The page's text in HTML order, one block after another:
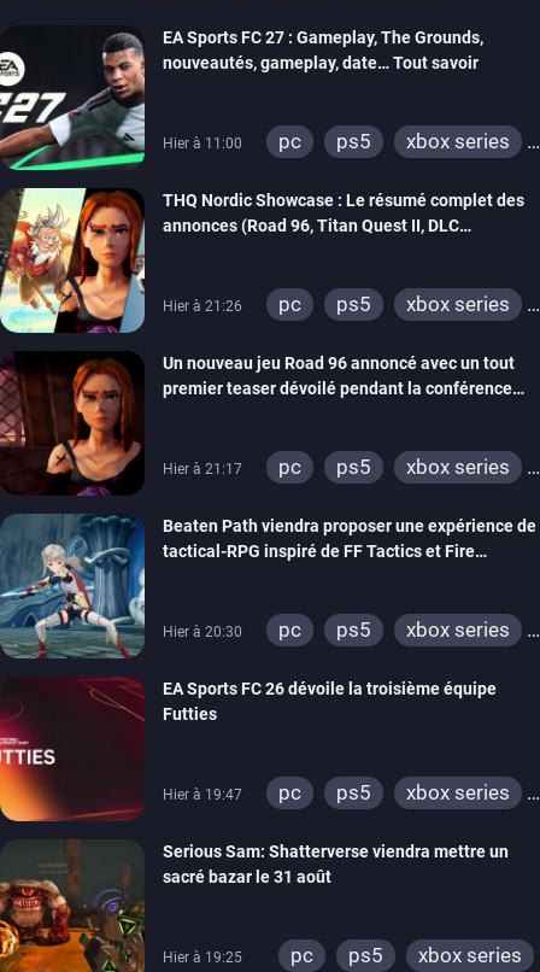
EA Sports FC 27 : Gameplay, The Grounds,
nouveautés, gameplay, date… Tout savoir
Hier à 11:00 pc ps5
xbox series
THQ Nordic Showcase : Le résumé complet des
annonces (Road 96, Titan Quest II, DLC
Hier à 21:26 pc ps5
xbox series
xbox one
switch 2
Un nouveau jeu Road 96 annoncé avec un tout
premier teaser dévoilé pendant la conférence
Hier à 21:17 pc ps5
xbox series
xbox one
Beaten Path viendra proposer une expérience de
tactical-RPG inspiré de FF Tactics et Fire
Hier à 20:30 pc ps5
xbox series
EA Sports FC 26 dévoile la troisième équipe
Futties
Hier à 19:47 pc ps5
xbox series
xbox one
switch 2
Serious Sam: Shatterverse viendra mettre un
sacré bazar le 31 août
Hier à 19:25 pc ps5 xbox series